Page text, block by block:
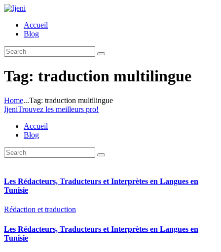
Accueil
Blog
Tag: traduction multilingue
Home...Tag: traduction multilingue
IjeniTrouvez les meilleurs pro!
Accueil
Blog
Les Rédacteurs, Traducteurs et Interprètes en Langues en
Tunisie
Rédaction et traduction
Les Rédacteurs, Traducteurs et Interprètes en Langues en
Tunisie